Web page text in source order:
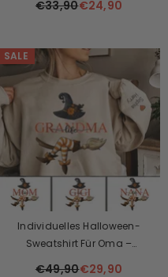
€33,90€24,90
SALE
Individuelles Halloween-
Sweatshirt Für Oma –
€49,90€29,90